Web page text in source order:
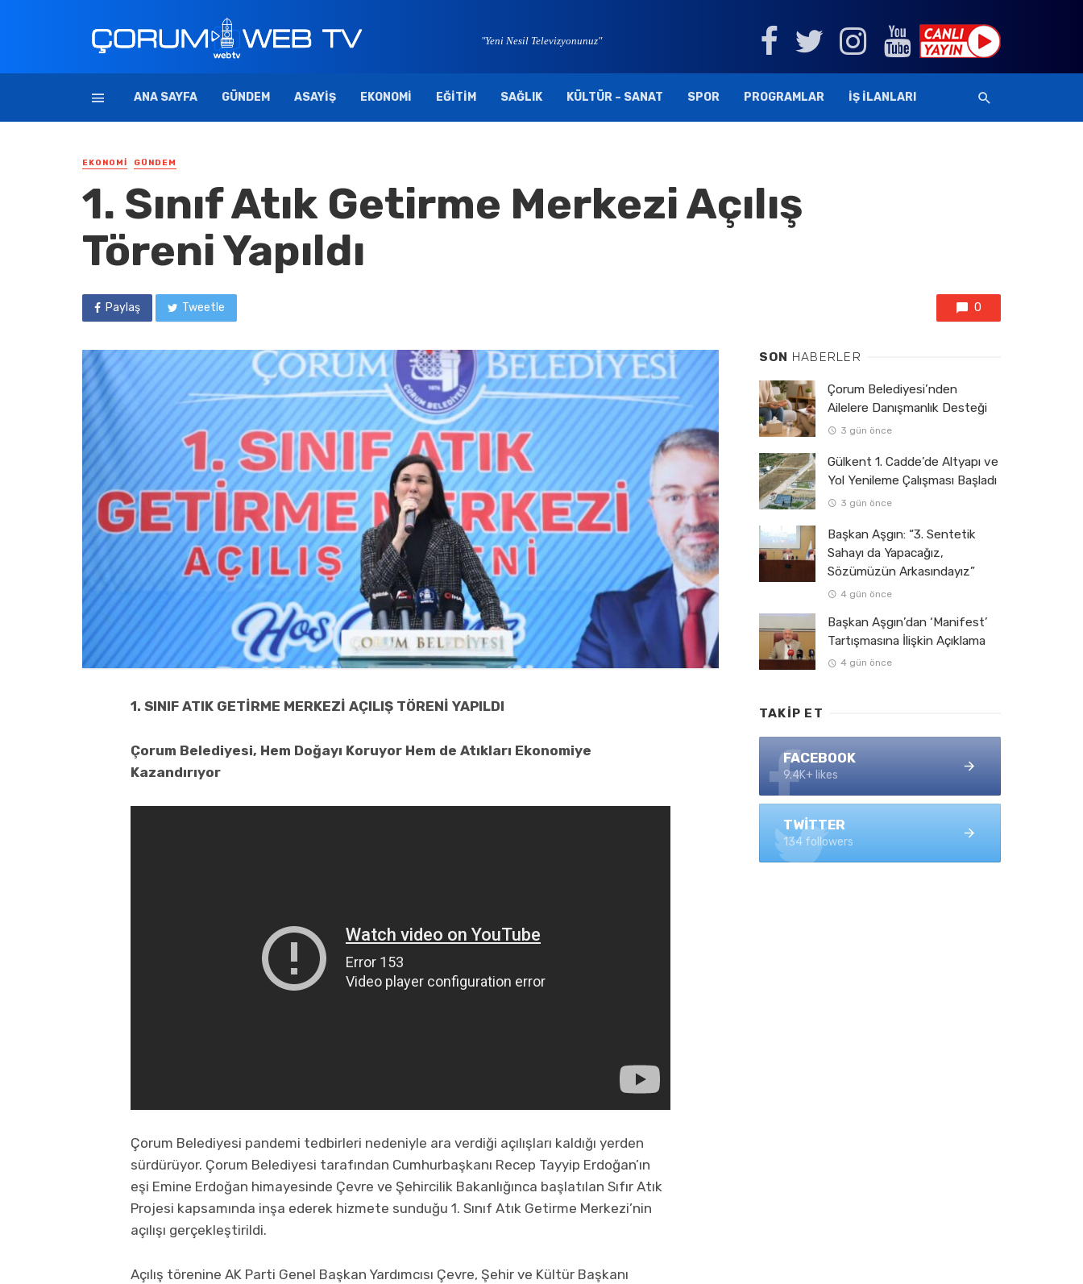
"Yeni Nesil Televizyonunuz"
ANA SAYFA GÜNDEM ASAYIŞ EKONOMI EĞITIM SAĞLIK KÜLTÜR – SANAT SPOR PROGRAMLAR İŞ İLANLARI
EKONOMI GÜNDEM
1. Sınıf Atık Getirme Merkezi Açılış
Töreni Yapıldı
Paylaş Tweetle 0
1. SINIF ATIK GETİRME MERKEZİ AÇILIŞ TÖRENİ YAPILDI
Çorum Belediyesi, Hem Doğayı Koruyor Hem de Atıkları Ekonomiye
Kazandırıyor
Çorum Belediyesi pandemi tedbirleri nedeniyle ara verdiği açılışları kaldığı yerden
sürdürüyor. Çorum Belediyesi tarafından Cumhurbaşkanı Recep Tayyip Erdoğan’ın
eşi Emine Erdoğan himayesinde Çevre ve Şehircilik Bakanlığınca başlatılan Sıfır Atık
Projesi kapsamında inşa ederek hizmete sunduğu 1. Sınıf Atık Getirme Merkezi’nin
açılışı gerçekleştirildi.
Açılış törenine AK Parti Genel Başkan Yardımcısı Çevre, Şehir ve Kültür Başkanı
SON HABERLER
Çorum Belediyesi’nden
Ailelere Danışmanlık Desteği
3 gün önce
Gülkent 1. Cadde’de Altyapı ve
Yol Yenileme Çalışması Başladı
3 gün önce
Başkan Aşgın: “3. Sentetik
Sahayı da Yapacağız,
Sözümüzün Arkasındayız”
4 gün önce
Başkan Aşgın’dan ‘Manifest’
Tartışmasına İlişkin Açıklama
4 gün önce
TAKIP ET
FACEBOOK
9.4K+ likes
TWITTER
134 followers